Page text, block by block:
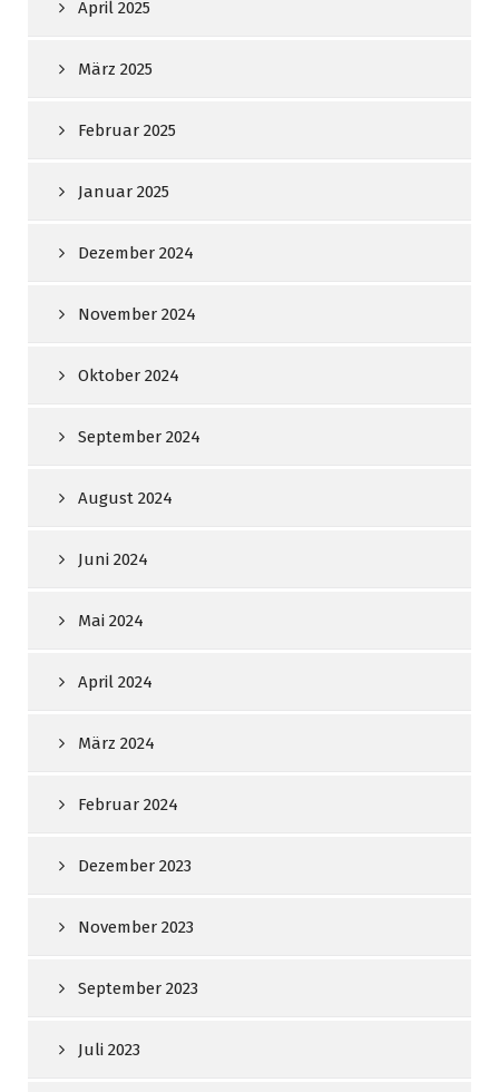
April 2025
März 2025
Februar 2025
Januar 2025
Dezember 2024
November 2024
Oktober 2024
September 2024
August 2024
Juni 2024
Mai 2024
April 2024
März 2024
Februar 2024
Dezember 2023
November 2023
September 2023
Juli 2023